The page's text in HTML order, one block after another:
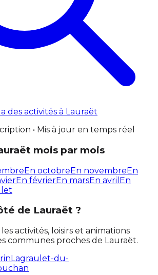
des activités à Lauraët
• Mis à jour en temps réel
mois par mois
En octobreEn novembreEn
En févrierEn marsEn avril En
de Lauraët ?
activités, loisirs et animations
communes proches de Lauraët.
Lagraulet-du-